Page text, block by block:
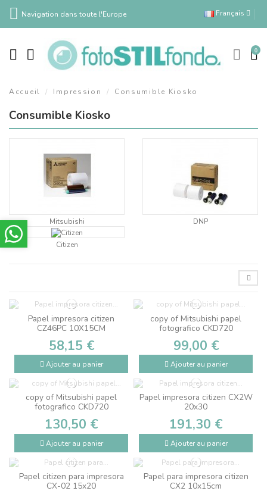
Navigation dans toute l'Europe Français
0
Accueil Impression Consumible Kiosko
Consumible Kiosko
Mitsubishi DNP
Citizen
Papel impresora citizen
CZ46PC 10X15CM
58,15 €
Ajouter au panier
copy of Mitsubishi papel
fotografico CKD720
99,00 €
Ajouter au panier
copy of Mitsubishi papel
fotografico CKD720
130,50 €
Ajouter au panier
Papel impresora citizen CX2W
20x30
191,30 €
Ajouter au panier
Papel citizen para impresora
CX-02 15x20
Papel para impresora citizen
CX2 10x15cm